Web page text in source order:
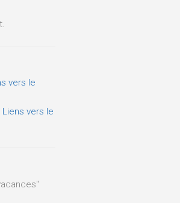
vers le
Liens vers le